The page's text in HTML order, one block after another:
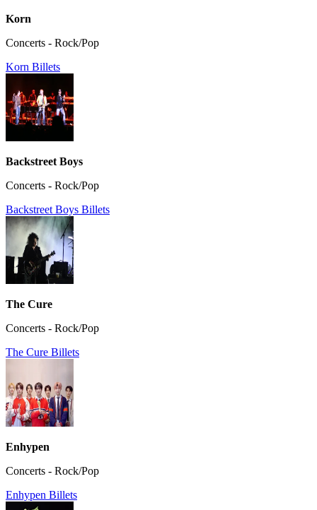
Korn
Concerts - Rock/Pop
Korn Billets
Backstreet Boys
Concerts - Rock/Pop
Backstreet Boys Billets
The Cure
Concerts - Rock/Pop
The Cure Billets
Enhypen
Concerts - Rock/Pop
Enhypen Billets